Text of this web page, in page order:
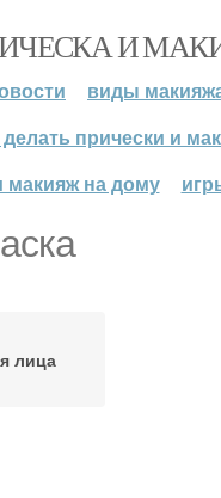
И
виды
делать прически и
макияж на дому
лица